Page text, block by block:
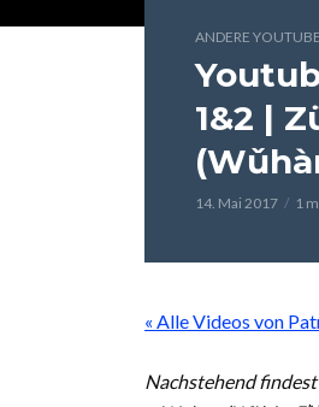
ANDERE
1&2 |
14. Mai 2017 1
« Alle Videos von
Nachstehend